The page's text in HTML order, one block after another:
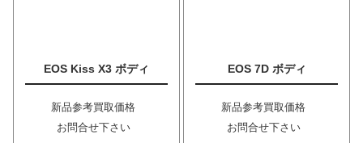
EOS Kiss X3 ボディ
新品参考買取価格
お問合せ下さい
EOS 7D ボディ
新品参考買取価格
お問合せ下さい